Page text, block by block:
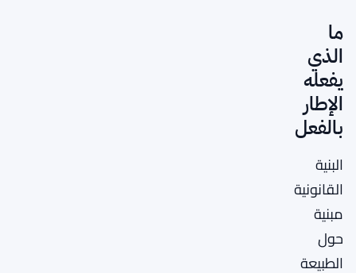
ما
الذي
يفعله
الإطار
بالفعل
البنية
القانونية
مبنية
حول
الطبيعة